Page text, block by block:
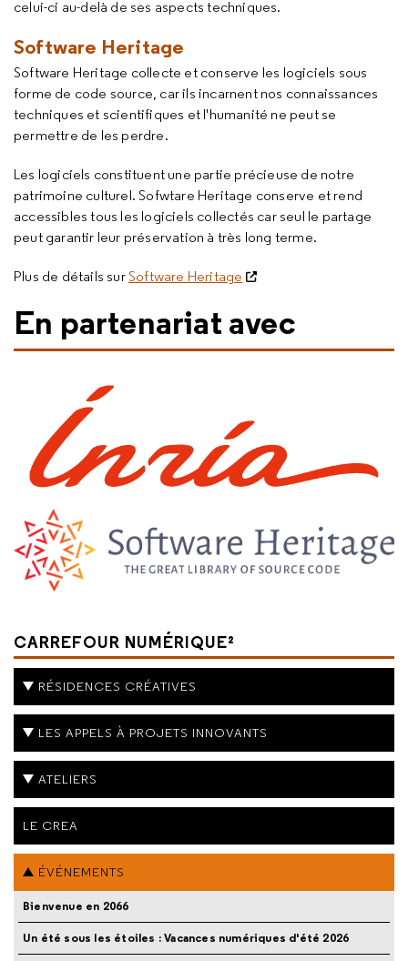
celui-ci au-delà de ses aspects techniques.
Software Heritage
Software Heritage collecte et conserve les logiciels sous
forme de code source, car ils incarnent nos connaissances
techniques et scientifiques et l'humanité ne peut se
permettre de les perdre.
Les logiciels constituent une partie précieuse de notre
patrimoine culturel. Sofwtare Heritage conserve et rend
accessibles tous les logiciels collectés car seul le partage
peut garantir leur préservation à très long terme.
Plus de détails surSoftware Heritage
En partenariat avec
CARREFOUR NUMÉRIQUE²
RÉSIDENCES CRÉATIVES
LES APPELS À PROJETS INNOVANTS
ATELIERS
LE CREA
ÉVÉNEMENTS
Bienvenue en 2066
Un été sous les étoiles : Vacances numériques d'été 2026